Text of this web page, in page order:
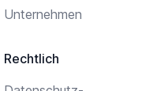
Unternehmen
Rechtlich